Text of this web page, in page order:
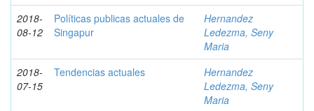
2018-
08-12
Políticas publicas actuales de
Singapur
Hernandez
Ledezma, Seny
Maria
2018-
07-15
Tendencias actuales
Hernandez
Ledezma, Seny
Maria